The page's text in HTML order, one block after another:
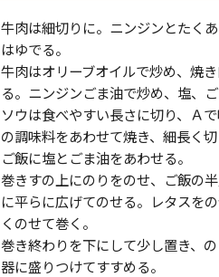
牛肉は細切りに。ニンジンとたく
はゆでる。
牛肉はオリーブオイルで炒め、焼
る。ニンジンごま油で炒め、塩、
ソウは食べやすい長さに切り、Ａ
の調味料をあわせて焼き、細長く切
ご飯に塩とごま油をあわせる。
巻きすの上にのりをのせ、ご飯の
に平らに広げてのせる。レタスを
くのせて巻く。
巻き終わりを下にして少し置き、
器に盛りつけてすすめる。